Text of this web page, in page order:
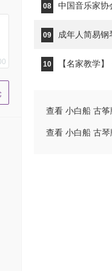
08 中国音乐家协
09 成年人简易钢
10 【名家教学】《钢琴
查看 小白船 古筝
查看 小白船 古琴